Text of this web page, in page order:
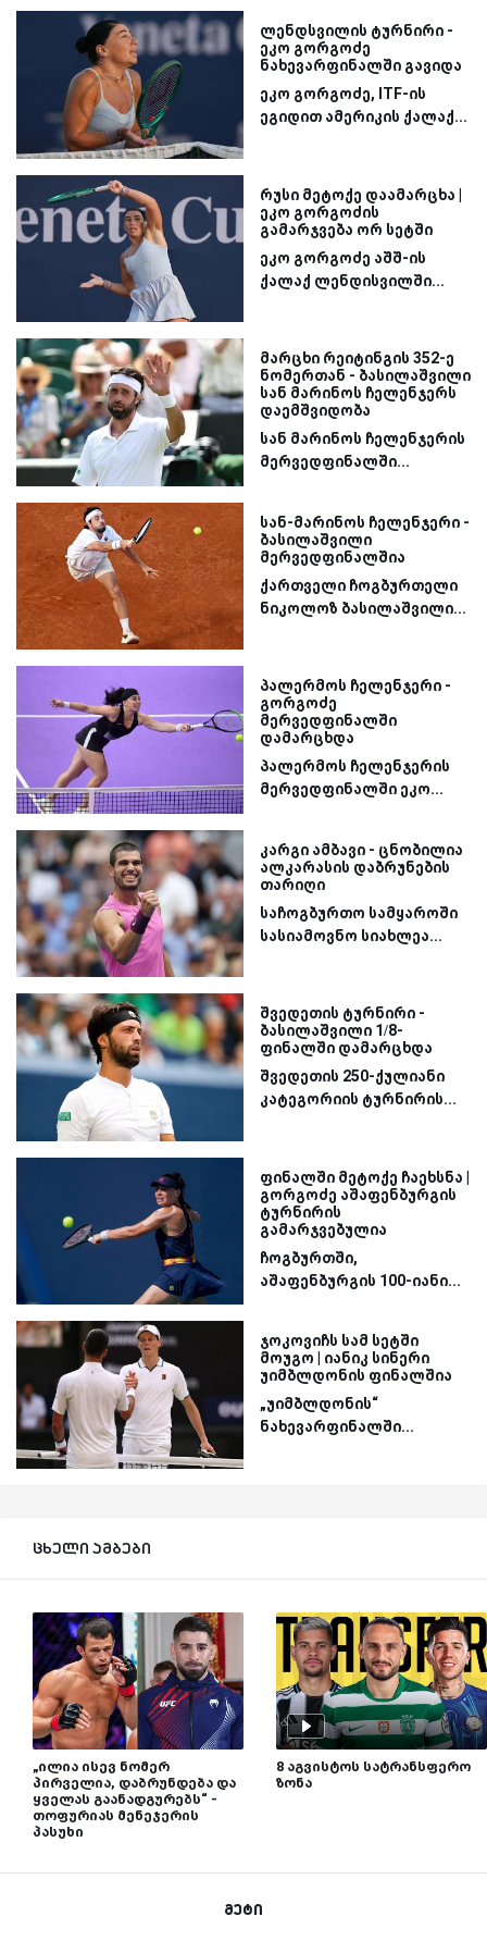
ლენდსვილის ტურნირი -
ეკო გორგოძე
ნახევარფინალში გავიდა
ეკო გორგოძე, ITF-ის
ეგიდით ამერიკის ქალაქ...
რუსი მეტოქე დაამარცხა |
ეკო გორგოძის
გამარჯვება ორ სეტში
ეკო გორგოძე აშშ-ის
ქალაქ ლენდისვილში...
მარცხი რეიტინგის 352-ე
ნომერთან - ბასილაშვილი
სან მარინოს ჩელენჯერს
დაემშვიდობა
სან მარინოს ჩელენჯერის
მერვედფინალში...
სან-მარინოს ჩელენჯერი -
ბასილაშვილი
მერვედფინალშია
ქართველი ჩოგბურთელი
ნიკოლოზ ბასილაშვილი...
პალერმოს ჩელენჯერი -
გორგოძე
მერვედფინალში
დამარცხდა
პალერმოს ჩელენჯერის
მერვედფინალში ეკო...
კარგი ამბავი - ცნობილია
ალკარასის დაბრუნების
თარიღი
საჩოგბურთო სამყაროში
სასიამოვნო სიახლეა...
შვედეთის ტურნირი -
ბასილაშვილი 1/8-
ფინალში დამარცხდა
შვედეთის 250-ქულიანი
კატეგორიის ტურნირის...
ფინალში მეტოქე ჩაეხსნა |
გორგოძე აშაფენბურგის
ტურნირის
გამარჯვებულია
ჩოგბურთში,
აშაფენბურგის 100-იანი...
ჯოკოვიჩს სამ სეტში
მოუგო | იანიკ სინერი
უიმბლდონის ფინალშია
„უიმბლდონის“
ნახევარფინალში...
ცხელი ამბები
„ილია ისევ ნომერ
პირველია, დაბრუნდება და
ყველას გაანადგურებს“ -
თოფურიას მენეჯერის
პასუხი
8 აგვისტოს სატრანსფერო
ზონა
მეტი